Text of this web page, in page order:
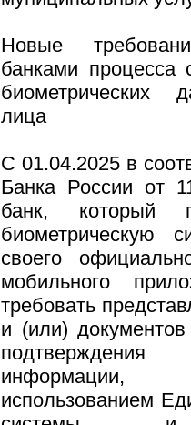
Новые
банками
биометрических
лица
С 01.04.2025 в
Банка России от
банк, который
биометрическую
своего
мобильного
требовать
и (или)
информации,
использованием